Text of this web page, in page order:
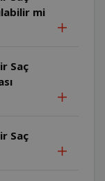
mi
Saç
Saç